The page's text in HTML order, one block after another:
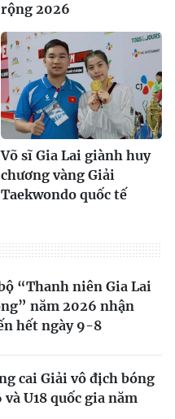
rộng 2026
Võ sĩ Gia Lai giành huy
chương vàng Giải
Taekwondo quốc tế
“Thanh niên Gia Lai
năm 2026 nhận
hết ngày 9-8
cai Giải vô địch bóng
và U18 quốc gia năm